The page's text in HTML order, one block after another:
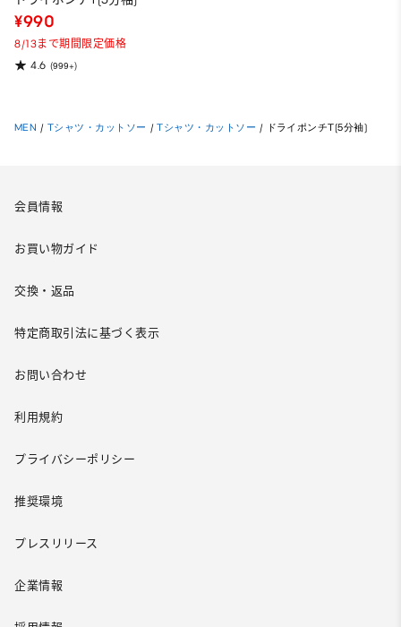
¥990
8/13まで期間限定価格
4.6 (999+)
MEN / Tシャツ・カットソー / Tシャツ・カットソー / ドライポンチT(5分袖)
会員情報
お買い物ガイド
交換・返品
特定商取引法に基づく表示
お問い合わせ
利用規約
プライバシーポリシー
推奨環境
プレスリリース
企業情報